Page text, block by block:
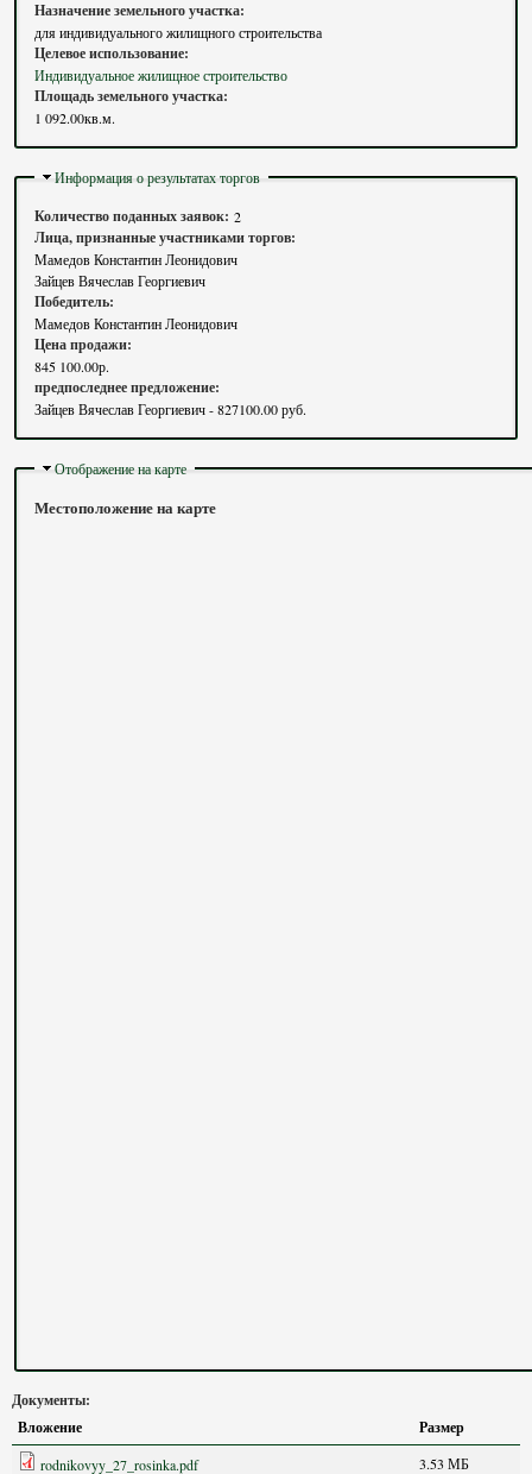
Назначение земельного участка:
для индивидуального жилищного строительства
Целевое использование:
Индивидуальное жилищное строительство
Площадь земельного участка:
1 092.00кв.м.
Скрыть
Информация о результатах торгов
Количество поданных заявок: 2
Лица, признанные участниками торгов:
Мамедов Константин Леонидович
Зайцев Вячеслав Георгиевич
Победитель:
Мамедов Константин Леонидович
Цена продажи:
845 100.00р.
предпоследнее предложение:
Зайцев Вячеслав Георгиевич - 827100.00 руб.
Скрыть
Отображение на карте
Местоположение на карте
Документы:
Вложение
Размер
rodnikovyy_27_rosinka.pdf 3.53 МБ